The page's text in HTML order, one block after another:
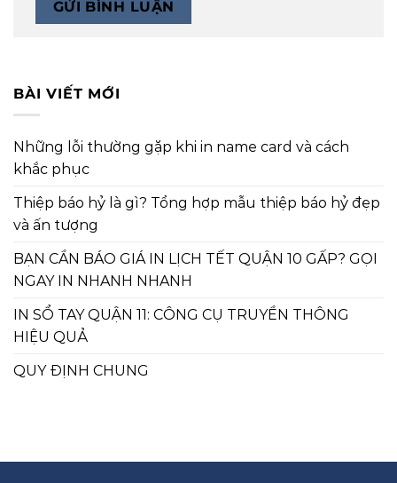
BÀI VIẾT MỚI
Những lỗi thường gặp khi in name card và cách
khắc phục
Thiệp báo hỷ là gì? Tổng hợp mẫu thiệp báo hỷ đẹp
và ấn tượng
BẠN CẦN BÁO GIÁ IN LỊCH TẾT QUẬN 10 GẤP? GỌI
NGAY IN NHANH NHANH
IN SỔ TAY QUẬN 11: CÔNG CỤ TRUYỀN THÔNG
HIỆU QUẢ
QUY ĐỊNH CHUNG